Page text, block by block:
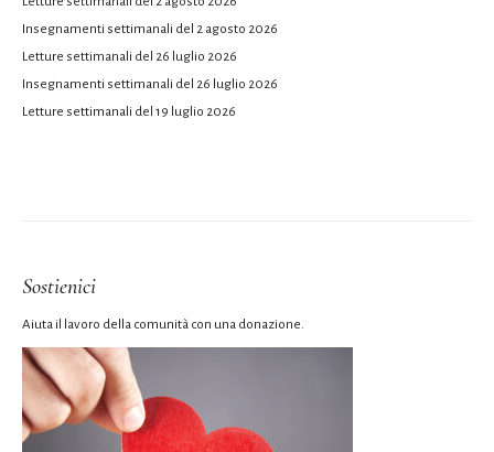
Insegnamenti settimanali del 2 agosto 2026
Letture settimanali del 26 luglio 2026
Insegnamenti settimanali del 26 luglio 2026
Letture settimanali del 19 luglio 2026
Sostienici
Aiuta il lavoro della comunità con una donazione.